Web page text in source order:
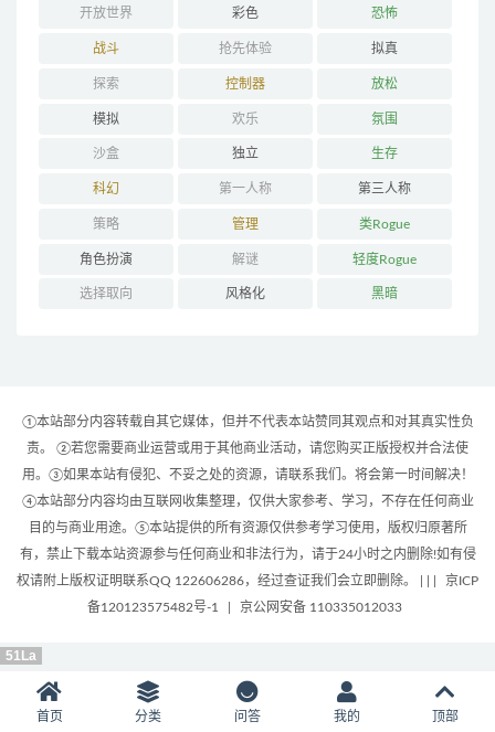
开放世界 彩色 恐怖
战斗 抢先体验 拟真
探索 控制器 放松
模拟 欢乐 氛围
沙盒 独立 生存
科幻 第一人称 第三人称
策略 管理 类Rogue
角色扮演 解谜 轻度Rogue
选择取向 风格化 黑暗
①本站部分内容转载自其它媒体，但并不代表本站赞同其观点和对其真实性负
责。 ②若您需要商业运营或用于其他商业活动，请您购买正版授权并合法使
用。③如果本站有侵犯、不妥之处的资源，请联系我们。将会第一时间解决！
④本站部分内容均由互联网收集整理，仅供大家参考、学习，不存在任何商业
目的与商业用途。⑤本站提供的所有资源仅供参考学习使用，版权归原著所
有，禁止下载本站资源参与任何商业和非法行为，请于24小时之内删除!如有侵
权请附上版权证明联系QQ 122606286，经过查证我们会立即删除。 | |
京ICP
备120123575482号-1
京公网安备 110335012033
首页 分类 问答 我的 顶部
51La